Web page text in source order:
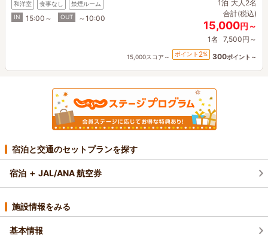
和洋室 食事なし
禁煙ルーム
IN
15:00～ OUT ～10:00
1泊 大人2名
合計(税込)
15,000円～
1名 7,500円～
15,000スコア～ ポイント 2% 300ポイント～
宿泊と交通のセットプランを探す
宿泊 ＋ JAL/ANA 航空券
施設情報をみる
基本情報